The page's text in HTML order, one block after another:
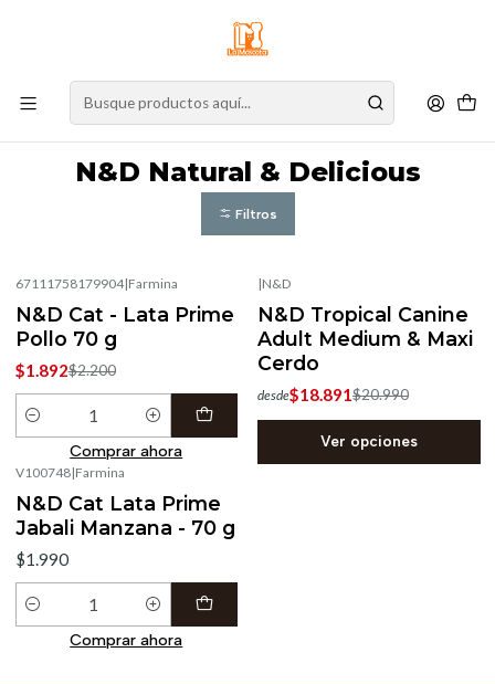
Nuestro stock online es independiente de la tienda física.
Compre por la web para garantizar sus productos y espere nuestra
Inicio Marcas N&D Natural & Delicious
N&D Natural & Delicious
Filtros
67111758179904|Farmina
N&D Cat - Lata Prime
Pollo 70 g
$1.892$2.200
Cantidad
Comprar ahora
|N&D
N&D Tropical Canine
Adult Medium & Maxi
Cerdo
desde$18.891$20.990
Ver opciones
V100748|Farmina
N&D Cat Lata Prime
Jabali Manzana - 70 g
$1.990
Cantidad
Comprar ahora